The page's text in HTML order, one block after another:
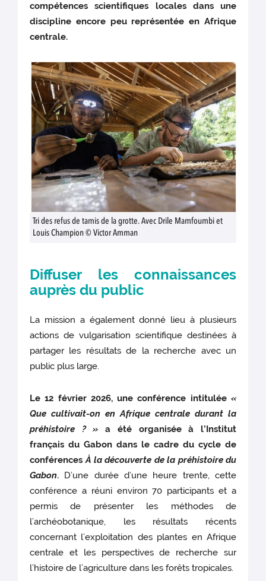
compétences scientifiques locales dans une
discipline encore peu représentée en Afrique
centrale.
Tri des refus de tamis de la grotte. Avec Drile Mamfoumbi et
Louis Champion © Victor Amman
Diffuser les connaissances
auprès du public
La mission a également donné lieu à plusieurs
actions de vulgarisation scientifique destinées à
partager les résultats de la recherche avec un
public plus large.
Le 12 février 2026, une conférence intitulée «
Que cultivait-on en Afrique centrale durant la
préhistoire ? » a été organisée à l’Institut
français du Gabon dans le cadre du cycle de
conférencesÀ la découverte de la préhistoire du
Gabon. D’une durée d’une heure trente, cette
conférence a réuni environ 70 participants et a
permis de présenter les méthodes de
l’archéobotanique, les résultats récents
concernant l’exploitation des plantes en Afrique
centrale et les perspectives de recherche sur
l’histoire de l’agriculture dans les forêts tropicales.